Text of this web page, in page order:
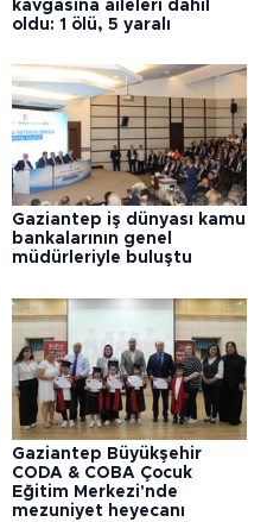
kavgasına aileleri dahil
oldu: 1 ölü, 5 yaralı
Gaziantep iş dünyası kamu
bankalarının genel
müdürleriyle buluştu
Gaziantep Büyükşehir
CODA & COBA Çocuk
Eğitim Merkezi'nde
mezuniyet heyecanı